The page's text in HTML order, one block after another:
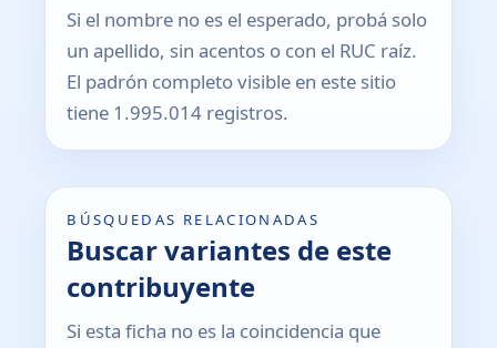
Si el nombre no es el esperado, probá solo
un apellido, sin acentos o con el RUC raíz.
El padrón completo visible en este sitio
tiene 1.995.014 registros.
BÚSQUEDAS RELACIONADAS
Buscar variantes de este
contribuyente
Si esta ficha no es la coincidencia que